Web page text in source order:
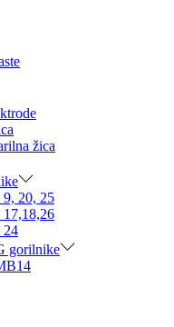
žica
9, 20, 25
17,18,26
24
gorilnike